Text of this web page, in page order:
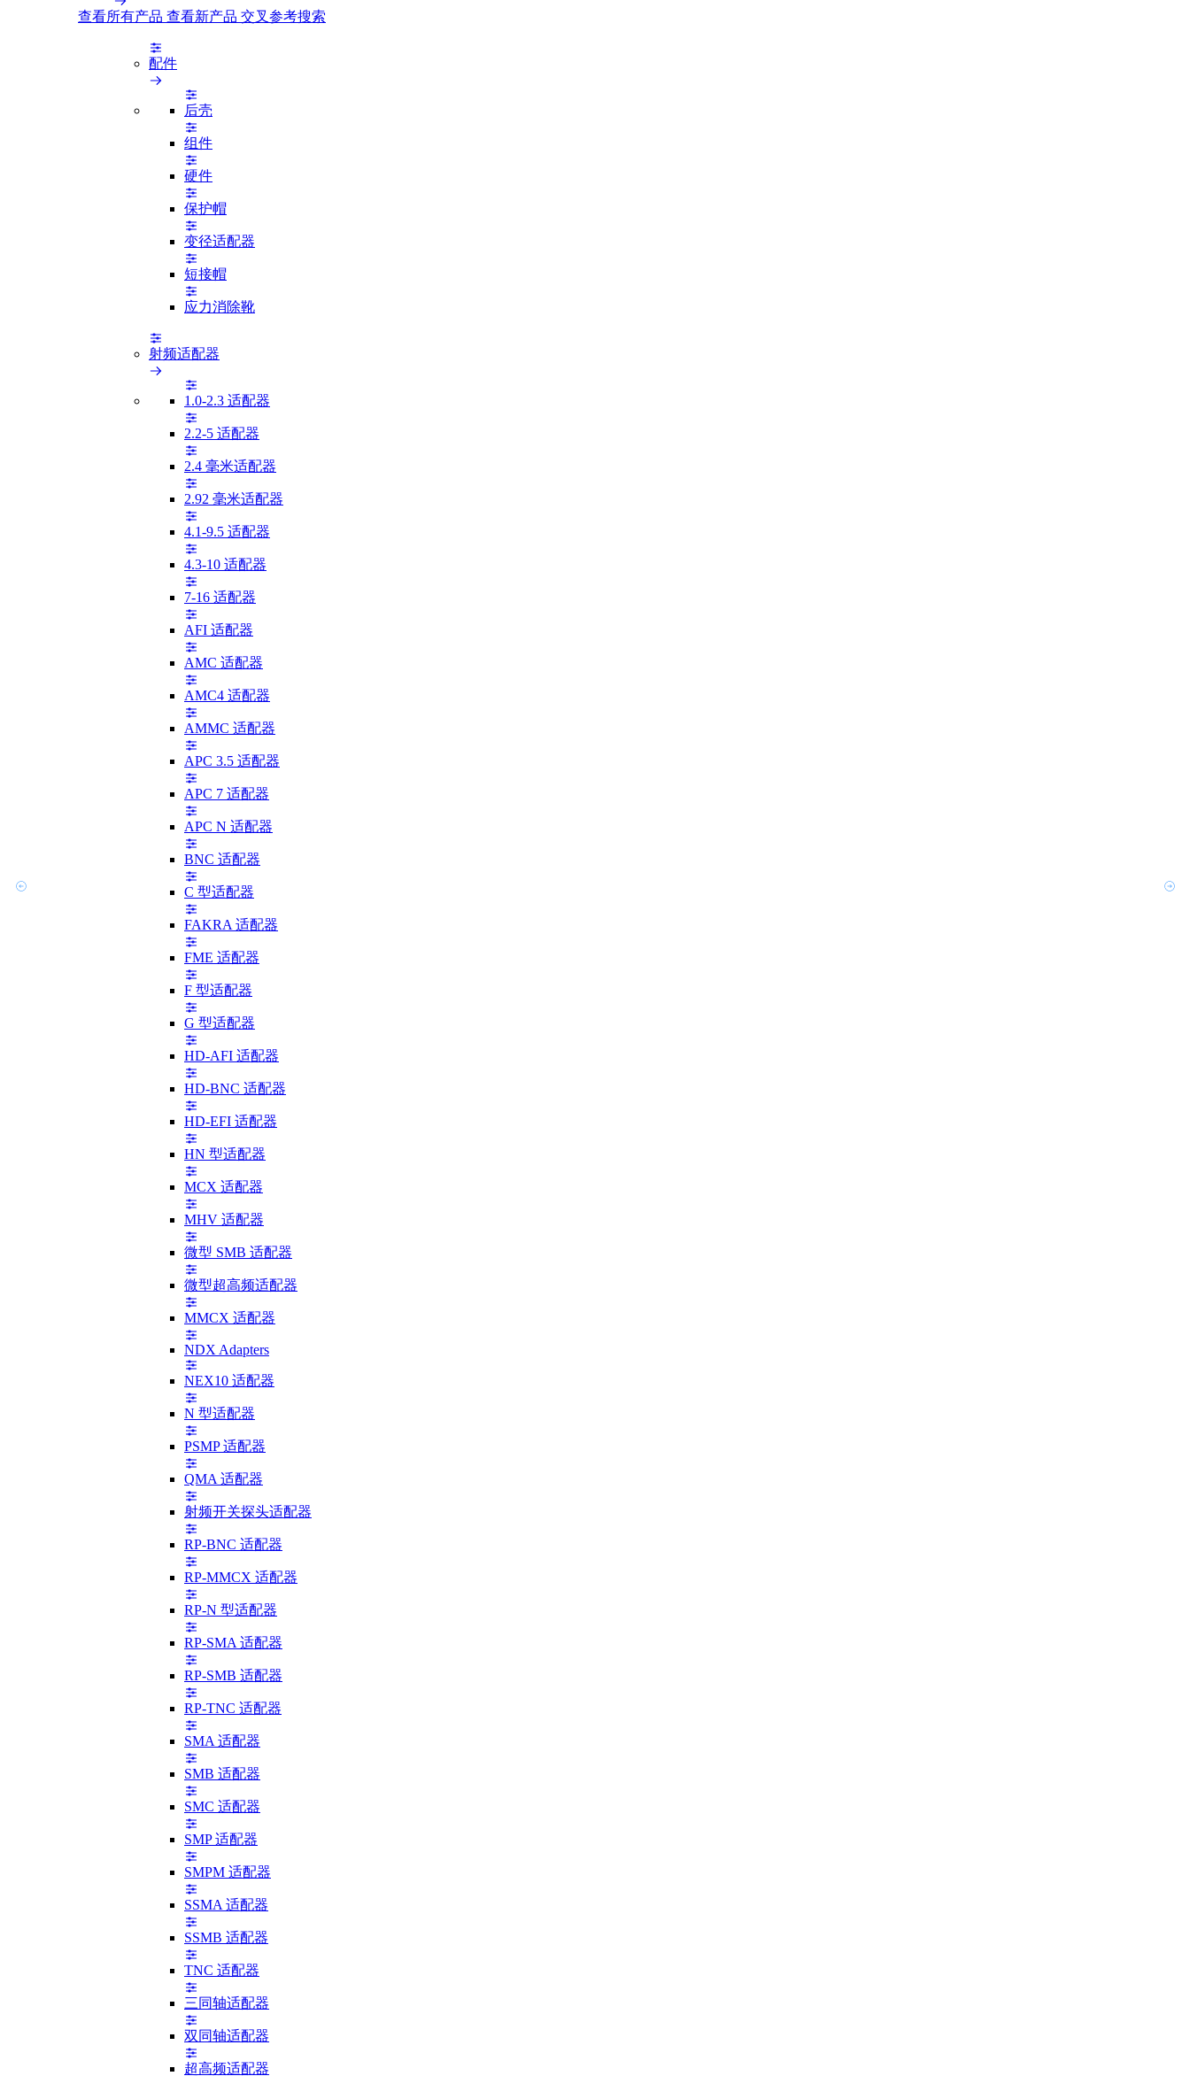
查看所有产品 查看新产品 交叉参考搜索
配件
后壳
组件
硬件
保护帽
变径适配器
短接帽
应力消除靴
射频适配器
1.0-2.3 适配器
2.2-5 适配器
2.4 毫米适配器
2.92 毫米适配器
4.1-9.5 适配器
4.3-10 适配器
7-16 适配器
AFI 适配器
AMC 适配器
AMC4 适配器
AMMC 适配器
APC 3.5 适配器
APC 7 适配器
APC N 适配器
BNC 适配器
C 型适配器
FAKRA 适配器
FME 适配器
F 型适配器
G 型适配器
HD-AFI 适配器
HD-BNC 适配器
HD-EFI 适配器
HN 型适配器
MCX 适配器
MHV 适配器
微型 SMB 适配器
微型超高频适配器
MMCX 适配器
NDX Adapters
NEX10 适配器
N 型适配器
PSMP 适配器
QMA 适配器
射频开关探头适配器
RP-BNC 适配器
RP-MMCX 适配器
RP-N 型适配器
RP-SMA 适配器
RP-SMB 适配器
RP-TNC 适配器
SMA 适配器
SMB 适配器
SMC 适配器
SMP 适配器
SMPM 适配器
SSMA 适配器
SSMB 适配器
TNC 适配器
三同轴适配器
双同轴适配器
超高频适配器